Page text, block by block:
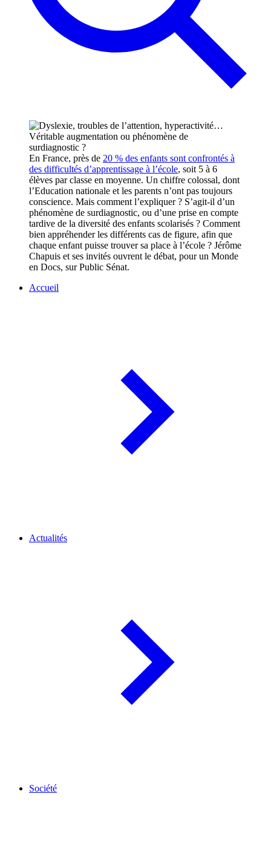
En France, près de 20 % des enfants sont confrontés à
des difficultés d’apprentissage à l’école, soit 5 à 6
élèves par classe en moyenne. Un chiffre colossal, dont
l’Education nationale et les parents n’ont pas toujours
conscience. Mais comment l’expliquer ? S’agit-il d’un
phénomène de surdiagnostic, ou d’une prise en compte
tardive de la diversité des enfants scolarisés ? Comment
bien appréhender les différents cas de figure, afin que
chaque enfant puisse trouver sa place à l’école ? Jérôme
Chapuis et ses invités ouvrent le débat, pour un Monde
en Docs, sur Public Sénat.
Accueil
Actualités
Société